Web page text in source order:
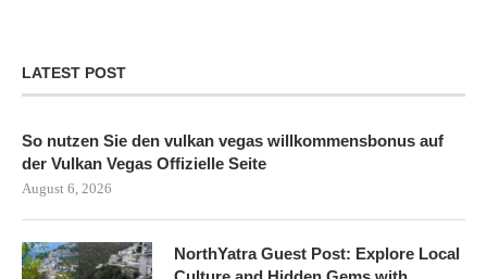
LATEST POST
So nutzen Sie den vulkan vegas willkommensbonus auf
der Vulkan Vegas Offizielle Seite
August 6, 2026
NorthYatra Guest Post: Explore Local